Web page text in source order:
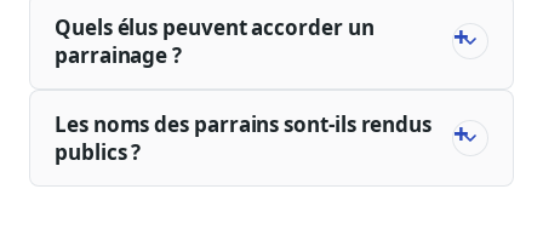
Quels élus peuvent accorder un
parrainage ?
Les noms des parrains sont-ils rendus
publics ?